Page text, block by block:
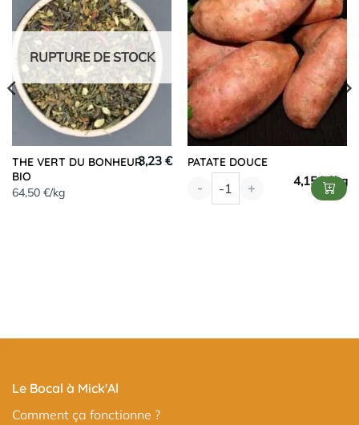
RUPTURE DE STOCK
THE VERT DU BONHEUR
BIO
64,50 €/kg
3,23 € PATATE DOUCE
4,15€
- +
Le Bocal à Mick'Al
Comment ça fonctionne ?